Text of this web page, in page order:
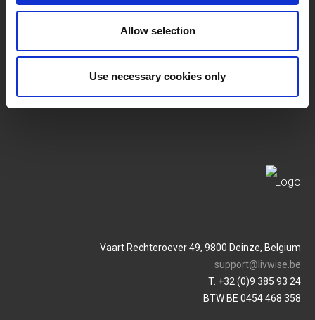
Allow selection
Use necessary cookies only
SERVICES
Allgemeine
Datenschutzrichtlinie
Login
Vaart Rechteroever 49, 9800 Deinze, Belgium
support@livwise.be
T. +32 (0)9 385 93 24
BTW BE 0454 468 358